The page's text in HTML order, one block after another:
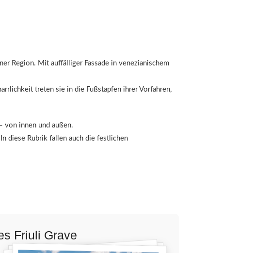
Region. Mit auffälliger Fassade in venezianischem
treten sie in die Fußstapfen ihrer Vorfahren,
von innen und außen.
diese Rubrik fallen auch die festlichen
Friuli Grave